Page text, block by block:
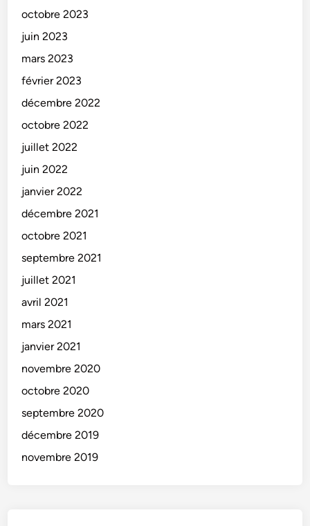
octobre 2023
juin 2023
mars 2023
février 2023
décembre 2022
octobre 2022
juillet 2022
juin 2022
janvier 2022
décembre 2021
octobre 2021
septembre 2021
juillet 2021
avril 2021
mars 2021
janvier 2021
novembre 2020
octobre 2020
septembre 2020
décembre 2019
novembre 2019